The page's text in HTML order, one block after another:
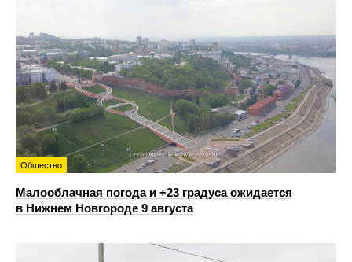
Общество
Малооблачная погода и +23 градуса ожидается
в Нижнем Новгороде 9 августа